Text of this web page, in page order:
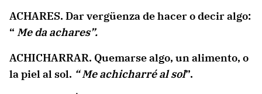
ACHARES. Dar vergüenza de hacer o decir algo:
“ Me da achares”.
ACHICHARRAR. Quemarse algo, un alimento, o
la piel al sol. “ Me achicharré al sol”.